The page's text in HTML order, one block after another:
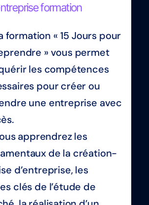
formation
formation « 15 Jours pour
» vous permet
les compétences
pour créer ou
une entreprise avec
apprendrez les
de la création-
d’entreprise, les
clés de l’étude de